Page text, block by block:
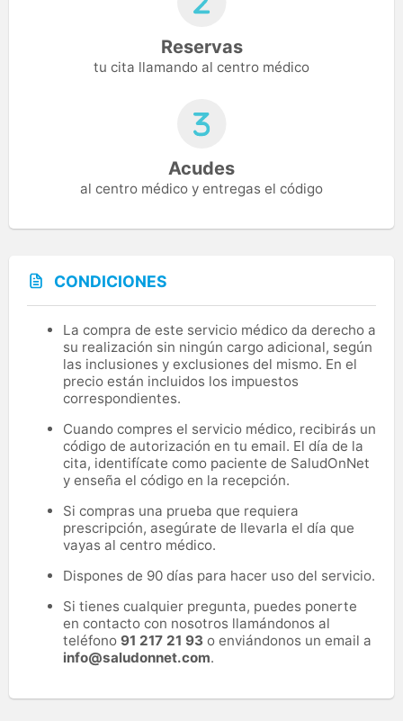
Reservas
tu cita llamando al centro médico
Acudes
al centro médico y entregas el código
CONDICIONES
La compra de este servicio médico da derecho a
su realización sin ningún cargo adicional, según
las inclusiones y exclusiones del mismo. En el
precio están incluidos los impuestos
correspondientes.
Cuando compres el servicio médico, recibirás un
código de autorización en tu email. El día de la
cita, identifícate como paciente de SaludOnNet
y enseña el código en la recepción.
Si compras una prueba que requiera
prescripción, asegúrate de llevarla el día que
vayas al centro médico.
Dispones de 90 días para hacer uso del servicio.
Si tienes cualquier pregunta, puedes ponerte
en contacto con nosotros llamándonos al
teléfono 91 217 21 93 o enviándonos un email a
info@saludonnet.com.